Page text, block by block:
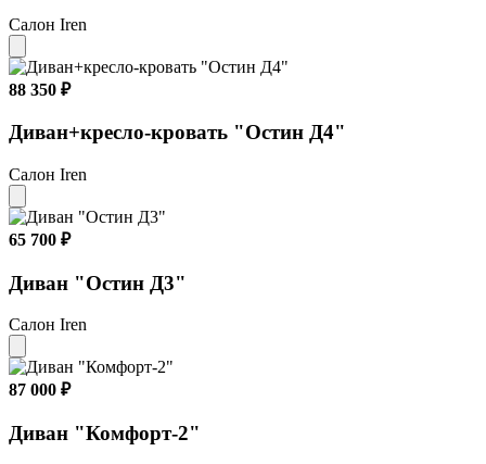
Салон Iren
88 350 ₽
Диван+кресло-кровать "Остин Д4"
Салон Iren
65 700 ₽
Диван "Остин Д3"
Салон Iren
87 000 ₽
Диван "Комфорт-2"